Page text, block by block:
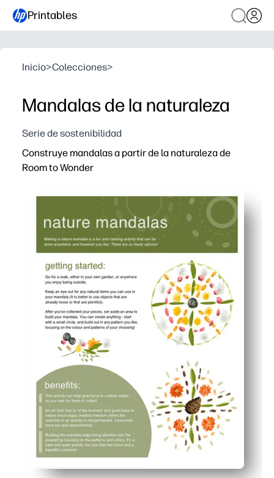
Printables
Inicio>Colecciones>
Mandalas de la naturaleza
Serie de sostenibilidad
Construye mandalas a partir de la naturaleza de
Room to Wonder
Imprime y listo, sin preparación, sin materiales
Los niños permanecen absortos recolectando hojas,
Desarrolla la motricidad fina, la simetría y la atención
Funciona en cualquier lugar (hogar, aula o patio